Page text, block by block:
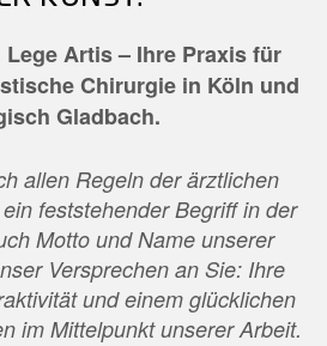
Artis – Ihre Praxis für
Chirurgie in Köln und
Gladbach.
allen Regeln der ärztlichen
feststehender Begriff in der
Motto und Name unserer
Versprechen an Sie: Ihre
und einem glücklichen
im Mittelpunkt unserer Arbeit.